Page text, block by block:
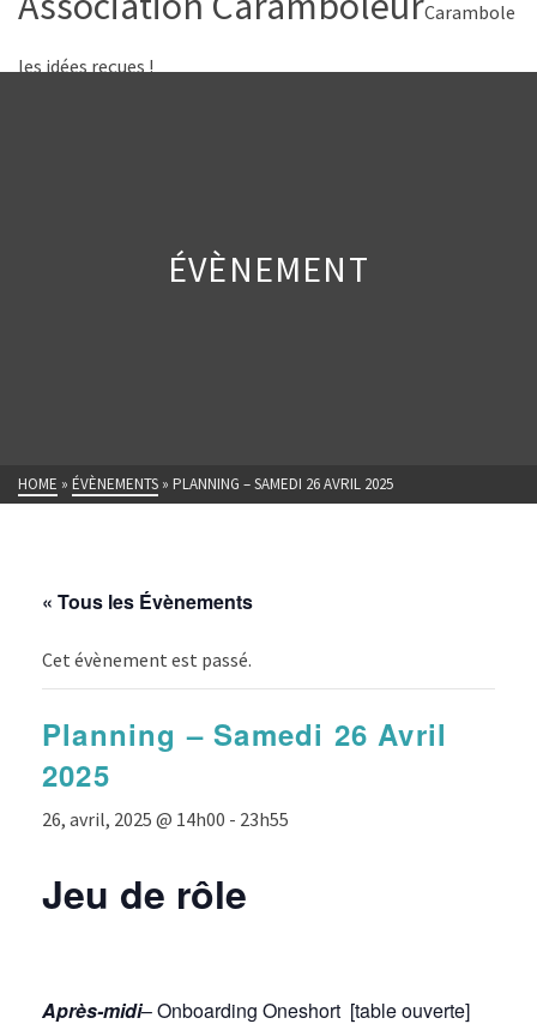
Carambole
les idées reçues !
ÉVÈNEMENT
HOME » ÉVÈNEMENTS » PLANNING – SAMEDI 26 AVRIL 2025
« Tous les Évènements
Cet évènement est passé.
Planning – Samedi 26 Avril
2025
26, avril, 2025 @ 14h00 - 23h55
Jeu de rôle
Après-midi– Onboarding Oneshort [table ouverte]